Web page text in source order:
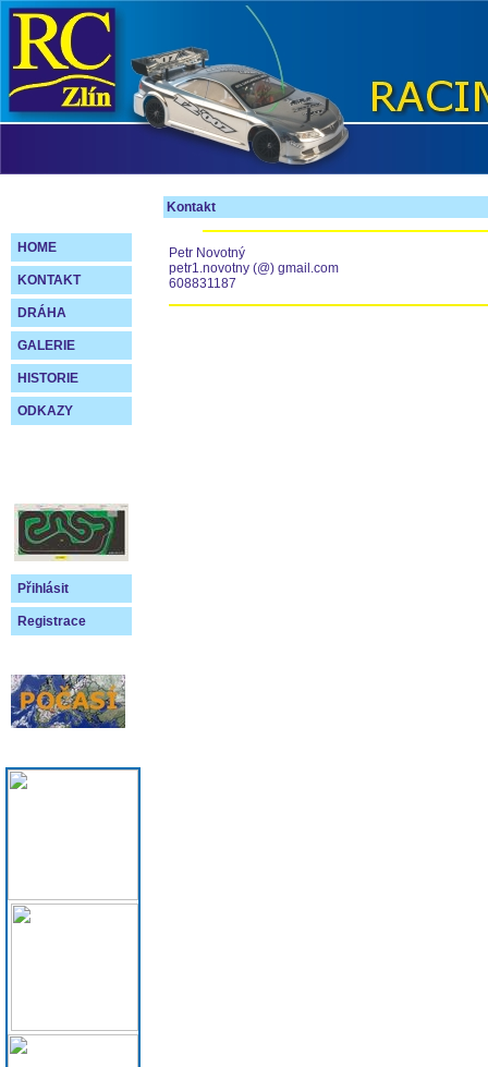
HOME
KONTAKT
DRÁHA
GALERIE
HISTORIE
ODKAZY
Přihlásit
Registrace
Kontakt
Petr Novotný
petr1.novotny (@) gmail.com
608831187